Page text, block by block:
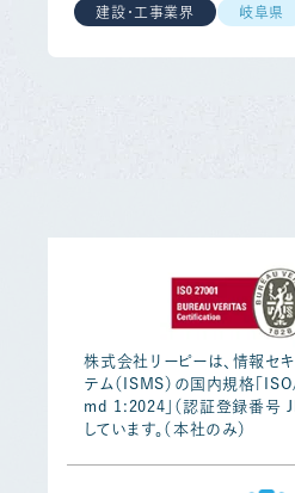
建設・工事業界 岐阜県
株式会社リーピーは、情報セキ
テム（ISMS）の国内規格「
md 1:2024」（認証登録番号
しています。（本社のみ）